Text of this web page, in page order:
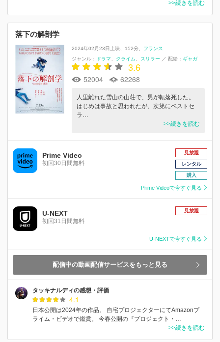
>>続きを読む
落下の解剖学
2024年02月23日上映 152分
フランス
ジャンル：
ドラマ クライム スリラー ／ 配給： ギャガ
3.6
52004 62268
⼈⾥離れた雪⼭の⼭荘で、男が転落死した。
はじめは事故と思われたが、次第にベストセ
ラ…
>>続きを読む
Prime Video
初回30日間無料
見放題
レンタル
購入
Prime Videoで今すぐ見る
U-NEXT
初回31日間無料
見放題
U-NEXTで今すぐ見る
配信中の動画配信サービスをもっと見る
タッキナルディの感想・評価
4.1
日本公開は2024年の作品。 自宅プロジェクターにてAmazonプ
ライム・ビデオで鑑賞。 今春公開の『プロジェクト・…
>>続きを読む